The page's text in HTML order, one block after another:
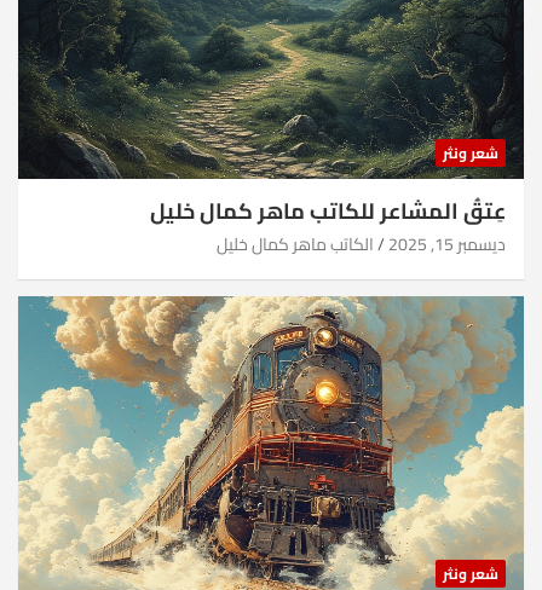
شعر ونثر
عِتقُ المشاعر للكاتب ماهر كمال خليل
ديسمبر 15, 2025 الكاتب ماهر كمال خليل
شعر ونثر